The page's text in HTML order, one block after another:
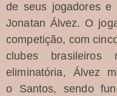
de seus jogadores
Jonatan Álvez. O
competição, com
clubes brasileiros
eliminatória, Álvez
o Santos, sendo